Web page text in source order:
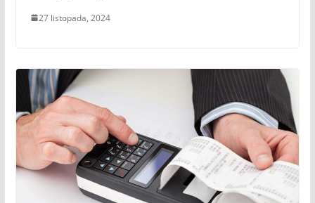
27 listopada, 2024